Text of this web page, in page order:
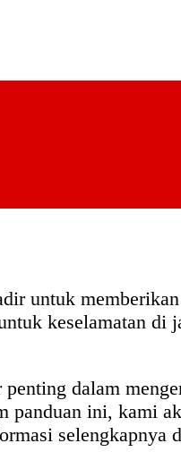
untuk
keselamatan di
dalam
panduan ini, kami
selengkapnya